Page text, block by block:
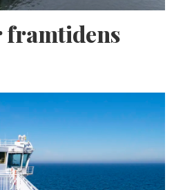
framtidens